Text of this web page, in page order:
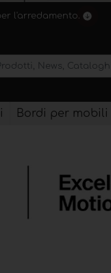
l'arredamento.
Bordi per